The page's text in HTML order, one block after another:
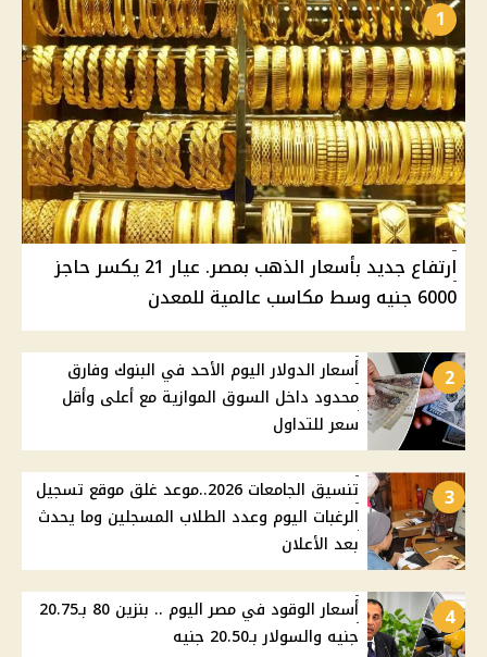
1
ارتفاع جديد بأسعار الذهب بمصر. عيار 21 يكسر حاجز
6000 جنيه وسط مكاسب عالمية للمعدن
2
أسعار الدولار اليوم الأحد في البنوك وفارق
محدود داخل السوق الموازية مع أعلى وأقل
سعر للتداول
3
تنسيق الجامعات 2026..موعد غلق موقع تسجيل
الرغبات اليوم وعدد الطلاب المسجلين وما يحدث
بعد الأعلان
4
أسعار الوقود في مصر اليوم .. بنزين 80 بـ20.75
جنيه والسولار بـ20.50 جنيه